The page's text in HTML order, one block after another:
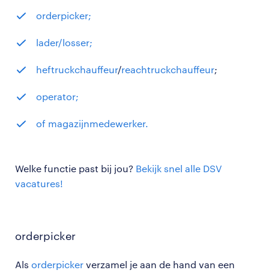
orderpicker;
lader/losser;
heftruckchauffeur/reachtruckchauffeur;
operator;
of magazijnmedewerker.
Welke functie past bij jou? Bekijk snel alle DSV
vacatures!
orderpicker
Als orderpicker verzamel je aan de hand van een